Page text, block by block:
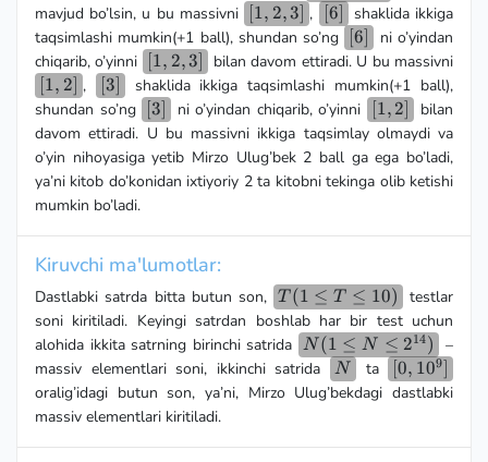
mavjud bo’lsin, u bu massivni
[1,2,3]
1, 2,3 , [6]
6
shaklida ikkiga
taqsimlashi mumkin(+1 ball), shundan so’ng
[6]
[6
ni o’yindan
chiqarib, o’yinni
[1,2,3]
1, 2,3 bilan davom ettiradi. U bu massivni
[1,2]
1, 2 , [3]
3
shaklida ikkiga taqsimlashi mumkin(+1 ball),
shundan so’ng
[3]
[3 ni o’yindan chiqarib, o’yinni [1,2]
1, 2
bilan
davom ettiradi. U bu massivni ikkiga taqsimlay olmaydi va
o’yin nihoyasiga yetib Mirzo Ulug’bek 2 ball ga ega bo’ladi,
ya’ni kitob do’konidan ixtiyoriy 2 ta kitobni tekinga olib ketishi
mumkin bo’ladi.
Kiruvchi ma'lumotlar:
Dastlabki satrda bitta butun son, T(1
≤
T
≤
10)
T (1 ≤ T ≤ 10)
testlar
soni kiritiladi. Keyingi satrdan boshlab har bir test uchun
alohida ikkita satrning birinchi satrida N(1 ≤
N ≤
2^{14})
N (1 ≤ N ≤ 214)
–
massiv elementlari soni, ikkinchi satrida
N
N ta
[0,
10^9]
[0, 109
oralig’idagi butun son, ya’ni, Mirzo Ulug’bekdagi dastlabki
massiv elementlari kiritiladi.